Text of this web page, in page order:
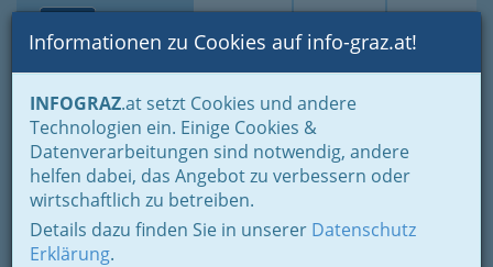
Suche Login Toggle
Informationen zu Cookies auf info-graz.at!
INFOGRAZ.at setzt Cookies und andere
Technologien ein. Einige Cookies &
Datenverarbeitungen sind notwendig, andere
helfen dabei, das Angebot zu verbessern oder
wirtschaftlich zu betreiben.
Details dazu finden Sie in unserer Datenschutz
Erklärung.
Home Branchen Informationsstellen Internet - Suche
AON Search